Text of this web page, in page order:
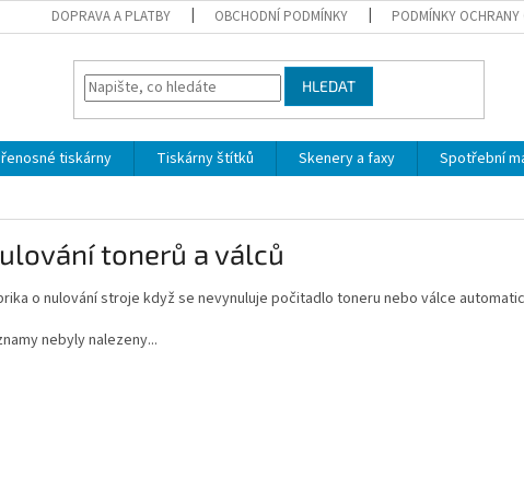
DOPRAVA A PLATBY OBCHODNÍ PODMÍNKY PODMÍNKY OCHRANY
HLEDAT
tiskárny Tiskárny štítků Skenery a faxy Spotřební
tonerů a válců
o nulování stroje když se nevynuluje počitadlo toneru nebo válce
nebyly nalezeny...